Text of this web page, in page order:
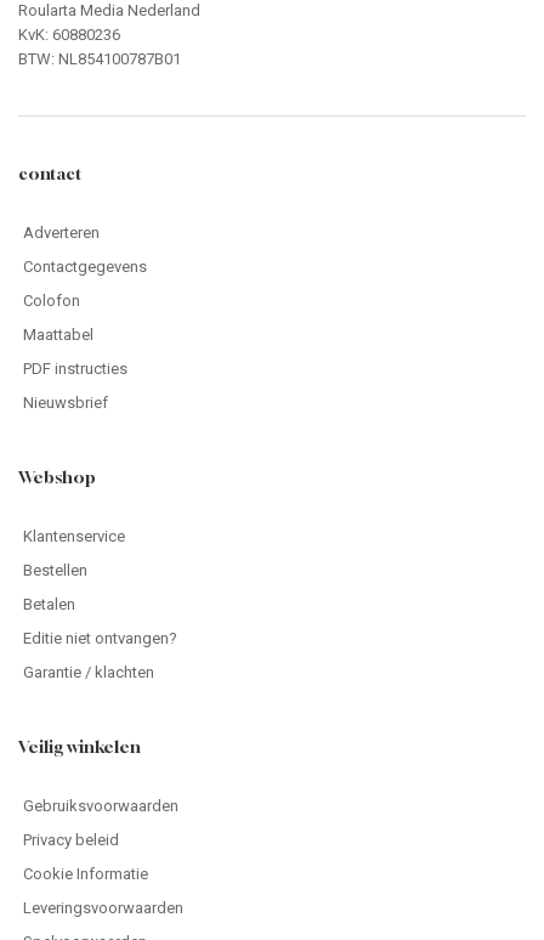
Roularta Media Nederland
KvK: 60880236
BTW: NL854100787B01
contact
Adverteren
Contactgegevens
Colofon
Maattabel
PDF instructies
Nieuwsbrief
Webshop
Klantenservice
Bestellen
Betalen
Editie niet ontvangen?
Garantie / klachten
Veilig winkelen
Gebruiksvoorwaarden
Privacy beleid
Cookie Informatie
Leveringsvoorwaarden